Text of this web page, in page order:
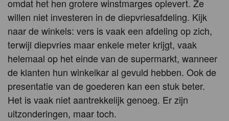
omdat het hen grotere winstmarges oplevert. Ze
willen niet investeren in de diepvriesafdeling. Kijk
naar de winkels: vers is vaak een afdeling op zich,
terwijl diepvries maar enkele meter krijgt, vaak
helemaal op het einde van de supermarkt, wanneer
de klanten hun winkelkar al gevuld hebben. Ook de
presentatie van de goederen kan een stuk beter.
Het is vaak niet aantrekkelijk genoeg. Er zijn
uitzonderingen, maar toch.